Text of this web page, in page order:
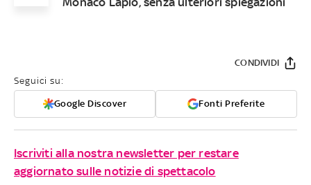
Seguici su:
Google Discover Fonti Preferite
CONDIVIDI
Iscriviti alla nostra newsletter per restare
aggiornato sulle notizie di spettacolo